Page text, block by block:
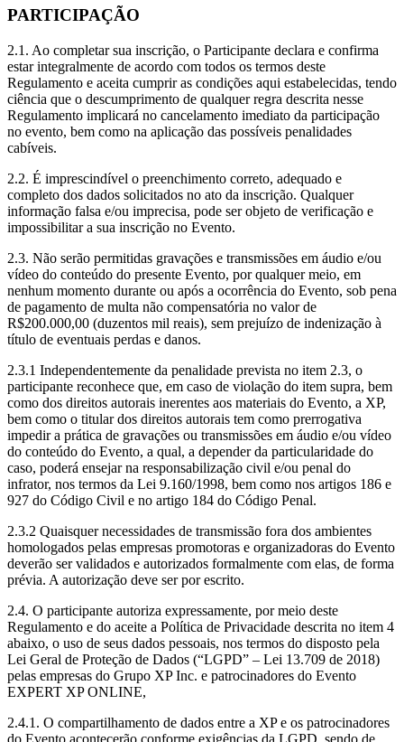
PARTICIPAÇÃO
2.1. Ao completar sua inscrição, o Participante declara e confirma
estar integralmente de acordo com todos os termos deste
Regulamento e aceita cumprir as condições aqui estabelecidas, tendo
ciência que o descumprimento de qualquer regra descrita nesse
Regulamento implicará no cancelamento imediato da participação
no evento, bem como na aplicação das possíveis penalidades
cabíveis.
2.2. É imprescindível o preenchimento correto, adequado e
completo dos dados solicitados no ato da inscrição. Qualquer
informação falsa e/ou imprecisa, pode ser objeto de verificação e
impossibilitar a sua inscrição no Evento.
2.3. Não serão permitidas gravações e transmissões em áudio e/ou
vídeo do conteúdo do presente Evento, por qualquer meio, em
nenhum momento durante ou após a ocorrência do Evento, sob pena
de pagamento de multa não compensatória no valor de
R$200.000,00 (duzentos mil reais), sem prejuízo de indenização à
título de eventuais perdas e danos.
2.3.1 Independentemente da penalidade prevista no item 2.3, o
participante reconhece que, em caso de violação do item supra, bem
como dos direitos autorais inerentes aos materiais do Evento, a XP,
bem como o titular dos direitos autorais tem como prerrogativa
impedir a prática de gravações ou transmissões em áudio e/ou vídeo
do conteúdo do Evento, a qual, a depender da particularidade do
caso, poderá ensejar na responsabilização civil e/ou penal do
infrator, nos termos da Lei 9.160/1998, bem como nos artigos 186 e
927 do Código Civil e no artigo 184 do Código Penal.
2.3.2 Quaisquer necessidades de transmissão fora dos ambientes
homologados pelas empresas promotoras e organizadoras do Evento
deverão ser validados e autorizados formalmente com elas, de forma
prévia. A autorização deve ser por escrito.
2.4. O participante autoriza expressamente, por meio deste
Regulamento e do aceite a Política de Privacidade descrita no item 4
abaixo, o uso de seus dados pessoais, nos termos do disposto pela
Lei Geral de Proteção de Dados (“LGPD” – Lei 13.709 de 2018)
pelas empresas do Grupo XP Inc. e patrocinadores do Evento
EXPERT XP ONLINE,
2.4.1. O compartilhamento de dados entre a XP e os patrocinadores
do Evento acontecerão conforme exigências da LGPD, sendo de